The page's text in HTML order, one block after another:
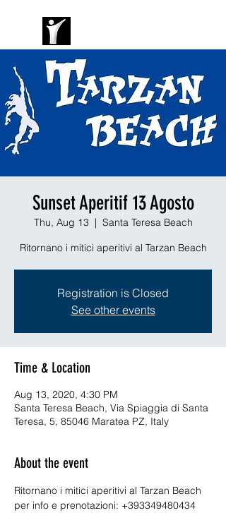
Sunset Aperitif 13 Agosto
Thu, Aug 13
  |
Santa Teresa Beach
Ritornano i mitici aperitivi al Tarzan Beach
Registration is Closed
See other events
Time & Location
Aug 13, 2020, 4:30 PM
Santa Teresa Beach, Via Spiaggia di Santa
Teresa, 5, 85046 Maratea PZ, Italy
About the event
Ritornano i mitici aperitivi al Tarzan Beach
per info e prenotazioni: +393349480434